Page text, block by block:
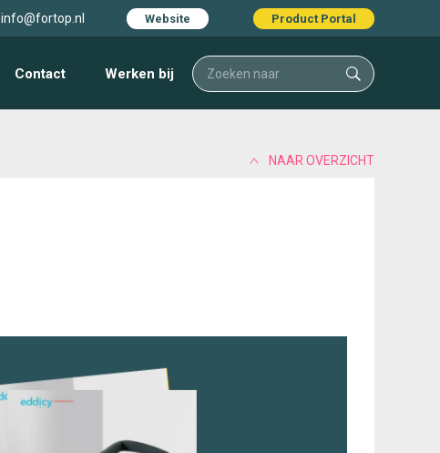
Website Product Portal
info@fortop.nl
Contact Werken bij
NAAR OVERZICHT